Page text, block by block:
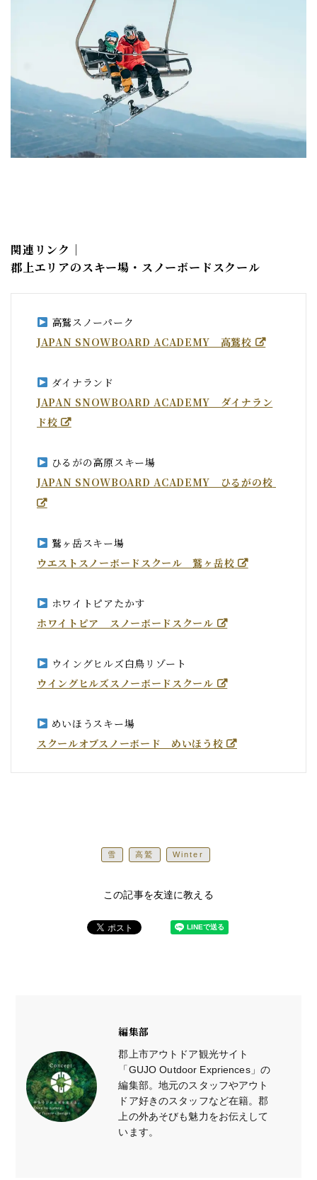
関連リンク｜
郡上エリアのスキー場・スノーボードスクール
高鷲スノーパーク
JAPAN SNOWBOARD ACADEMY　高鷲校
ダイナランド
JAPAN SNOWBOARD ACADEMY　ダイナラン
ド校
ひるがの高原スキー場
JAPAN SNOWBOARD ACADEMY　ひるがの校
鷲ヶ岳スキー場
ウエストスノーボードスクール　鷲ヶ岳校
ホワイトピアたかす
ホワイトピア　スノーボードスクール
ウイングヒルズ白鳥リゾート
ウイングヒルズスノーボードスクール
めいほうスキー場
スクールオブスノーボード　めいほう校
雪 高鷲 Winter
この記事を友達に教える
編集部
郡上市アウトドア観光サイト
「GUJO Outdoor Expriences」の
編集部。地元のスタッフやアウト
ドア好きのスタッフなど在籍。郡
上の外あそびも魅力をお伝えして
います。